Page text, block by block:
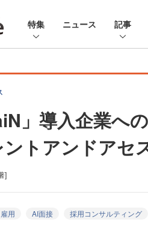
特集 ニュース 記事
」導入企業
トアンドアセ
]
用 AI面接 採用コンサルティング